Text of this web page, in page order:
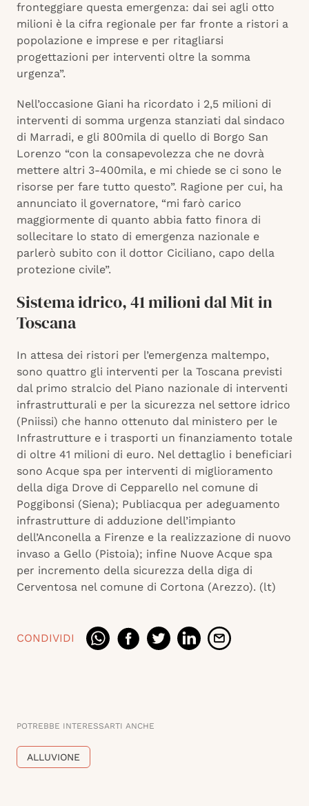
fronteggiare questa emergenza: dai sei agli otto
milioni è la cifra regionale per far fronte a ristori a
popolazione e imprese e per ritagliarsi
progettazioni per interventi oltre la somma
urgenza”.
Nell’occasione Giani ha ricordato i 2,5 milioni di
interventi di somma urgenza stanziati dal sindaco
di Marradi, e gli 800mila di quello di Borgo San
Lorenzo “con la consapevolezza che ne dovrà
mettere altri 3-400mila, e mi chiede se ci sono le
risorse per fare tutto questo”. Ragione per cui, ha
annunciato il governatore, “mi farò carico
maggiormente di quanto abbia fatto finora di
sollecitare lo stato di emergenza nazionale e
parlerò subito con il dottor Ciciliano, capo della
protezione civile”.
Sistema idrico, 41 milioni dal Mit in
Toscana
In attesa dei ristori per l’emergenza maltempo,
sono quattro gli interventi per la Toscana previsti
dal primo stralcio del Piano nazionale di interventi
infrastrutturali e per la sicurezza nel settore idrico
(Pniissi) che hanno ottenuto dal ministero per le
Infrastrutture e i trasporti un finanziamento totale
di oltre 41 milioni di euro. Nel dettaglio i beneficiari
sono Acque spa per interventi di miglioramento
della diga Drove di Cepparello nel comune di
Poggibonsi (Siena); Publiacqua per adeguamento
infrastrutture di adduzione dell’impianto
dell’Anconella a Firenze e la realizzazione di nuovo
invaso a Gello (Pistoia); infine Nuove Acque spa
per incremento della sicurezza della diga di
Cerventosa nel comune di Cortona (Arezzo). (lt)
CONDIVIDI
POTREBBE INTERESSARTI ANCHE
ALLUVIONE